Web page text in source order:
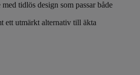
tidlös design som passar både
ett utmärkt alternativ till äkta